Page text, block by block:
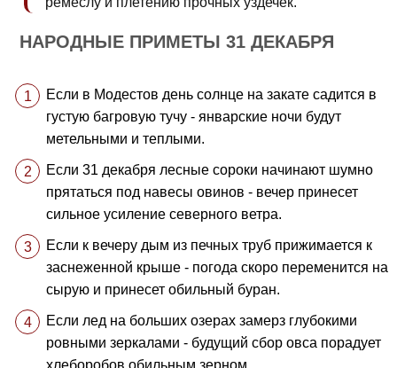
НАРОДНЫЕ ПРИМЕТЫ 31 ДЕКАБРЯ
Если в Модестов день солнце на закате садится в
густую багровую тучу - январские ночи будут
метельными и теплыми.
Если 31 декабря лесные сороки начинают шумно
прятаться под навесы овинов - вечер принесет
сильное усиление северного ветра.
Если к вечеру дым из печных труб прижимается к
заснеженной крыше - погода скоро переменится на
сырую и принесет обильный буран.
Если лед на больших озерах замерз глубокими
ровными зеркалами - будущий сбор овса порадует
хлеборобов обильным зерном.